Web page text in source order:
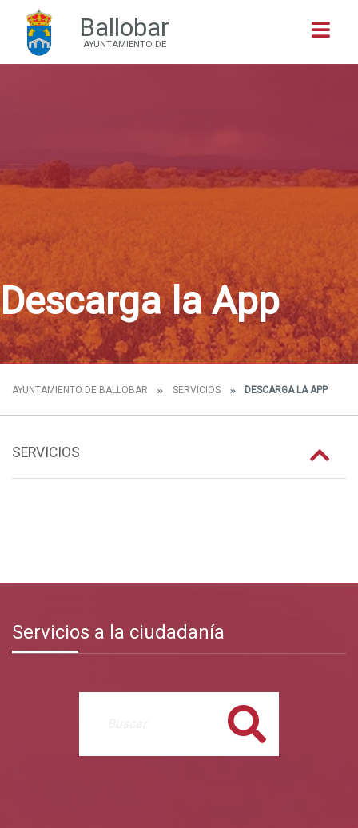
Ballobar
AYUNTAMIENTO DE
Descarga la App
AYUNTAMIENTO DE BALLOBAR SERVICIOS DESCARGA LA APP
SERVICIOS
Servicios a la ciudadanía
Buscar